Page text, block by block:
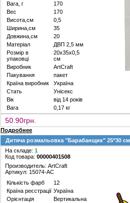
Вага, г
170
Вес
170
Висота,см
0,5
Ширина,см
35
Довжина,см
20
Матеріал
ДВП 2,5 мм
Розмір в
упаковці
20х35х0,5
см
Виробник
ArtCraft
Пакування
пакет
Країна виробник
Україна
Стать
Унісекс
Вік
від 14 років
Вага
0,17 кг
50.90грн.
Подробнее
Дитяча розмальовка "Барабанщик" 25*30
На складе: 1
Код товара: 00000401508
Производитель: ArtCraft
Артикул: 15074-AC
Кількість фарб
12
Країна реєстрації Україна
Орієнтація
Вертикальна